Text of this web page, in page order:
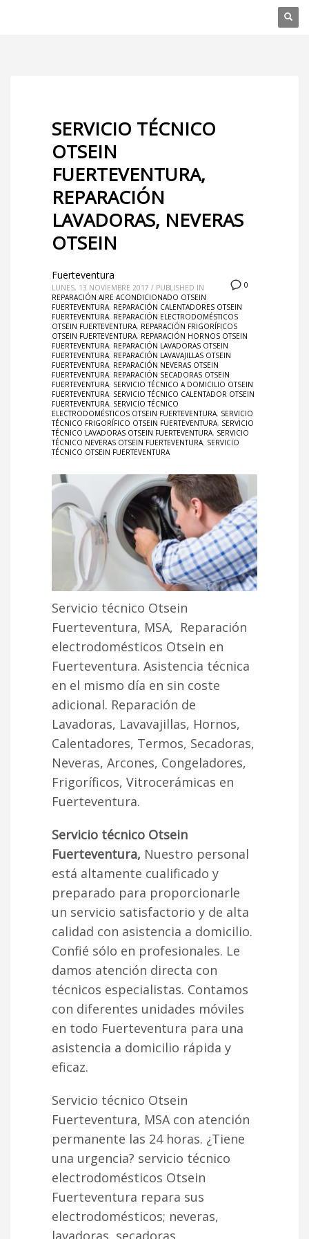
SERVICIO TÉCNICO
OTSEIN
FUERTEVENTURA,
REPARACIÓN
LAVADORAS, NEVERAS
OTSEIN
0
Fuerteventura
LUNES, 13 NOVIEMBRE 2017 / PUBLISHED IN
REPARACIÓN AIRE ACONDICIONADO OTSEIN
FUERTEVENTURA, REPARACIÓN CALENTADORES OTSEIN
FUERTEVENTURA, REPARACIÓN ELECTRODOMÉSTICOS
OTSEIN FUERTEVENTURA, REPARACIÓN FRIGORÍFICOS
OTSEIN FUERTEVENTURA, REPARACIÓN HORNOS OTSEIN
FUERTEVENTURA, REPARACIÓN LAVADORAS OTSEIN
FUERTEVENTURA, REPARACIÓN LAVAVAJILLAS OTSEIN
FUERTEVENTURA, REPARACIÓN NEVERAS OTSEIN
FUERTEVENTURA, REPARACIÓN SECADORAS OTSEIN
FUERTEVENTURA, SERVICIO TÉCNICO A DOMICILIO OTSEIN
FUERTEVENTURA, SERVICIO TÉCNICO CALENTADOR OTSEIN
FUERTEVENTURA, SERVICIO TÉCNICO
ELECTRODOMÉSTICOS OTSEIN FUERTEVENTURA, SERVICIO
TÉCNICO FRIGORÍFICO OTSEIN FUERTEVENTURA, SERVICIO
TÉCNICO LAVADORAS OTSEIN FUERTEVENTURA, SERVICIO
TÉCNICO NEVERAS OTSEIN FUERTEVENTURA, SERVICIO
TÉCNICO OTSEIN FUERTEVENTURA
Servicio técnico Otsein
Fuerteventura, MSA, Reparación
electrodomésticos Otsein en
Fuerteventura. Asistencia técnica
en el mismo día en sin coste
adicional. Reparación de
Lavadoras, Lavavajillas, Hornos,
Calentadores, Termos, Secadoras,
Neveras, Arcones, Congeladores,
Frigoríficos, Vitrocerámicas en
Fuerteventura.
Servicio técnico Otsein
Fuerteventura, Nuestro personal
está altamente cualificado y
preparado para proporcionarle
un servicio satisfactorio y de alta
calidad con asistencia a domicilio.
Confié sólo en profesionales. Le
damos atención directa con
técnicos especialistas. Contamos
con diferentes unidades móviles
en todo Fuerteventura para una
asistencia a domicilio rápida y
eficaz.
Servicio técnico Otsein
Fuerteventura, MSA con atención
permanente las 24 horas. ¿Tiene
una urgencia? servicio técnico
electrodomésticos Otsein
Fuerteventura repara sus
electrodomésticos; neveras,
lavadoras, secadoras,